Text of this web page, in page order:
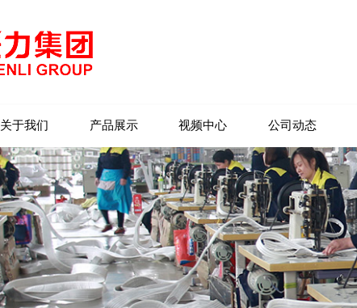
关于我们 产品展示 视频中心 公司动态